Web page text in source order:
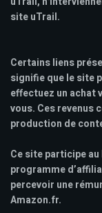
site uTrail.
Certains liens
signifie que le site
effectuez un achat
vous. Ces revenus
production de
Ce site participe au
programme
percevoir une
Amazon.fr.